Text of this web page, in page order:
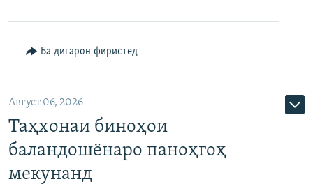
Ба дигарон фиристед
Август 06, 2026
Таҳхонаи биноҳои
баландошёнаро паноҳгоҳ
мекунанд